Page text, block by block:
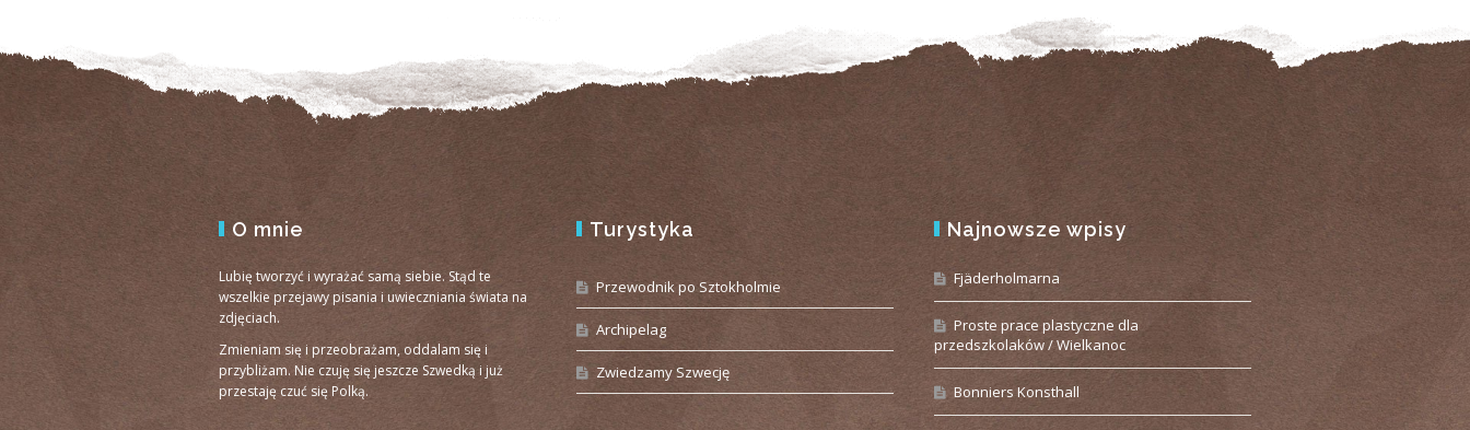
O mnie
Lubię tworzyć i wyrażać samą siebie. Stąd te
wszelkie przejawy pisania i uwieczniania świata na
zdjęciach.
Zmieniam się i przeobrażam, oddalam się i
przybliżam. Nie czuję się jeszcze Szwedką i już
przestaję czuć się Polką.
Turystyka
Przewodnik po Sztokholmie
Archipelag
Zwiedzamy Szwecję
Najnowsze wpisy
Fjäderholmarna
Proste prace plastyczne dla
przedszkolaków / Wielkanoc
Bonniers Konsthall